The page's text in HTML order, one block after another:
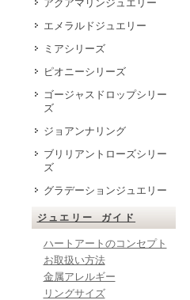
アクアマリンジュエリー
エメラルドジュエリー
ミアシリーズ
ピオニーシリーズ
ゴージャスドロップシリー
ズ
ジョアンナリング
ブリリアントローズシリー
ズ
グラデーションジュエリー
ジュエリー ガイド
ハートアートのコンセプト
お取扱い方法
金属アレルギー
リングサイズ